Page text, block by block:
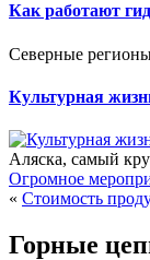
Как работают
Северные
Культурная
Аляска, самый
Огромное
« Стоимость
Горные